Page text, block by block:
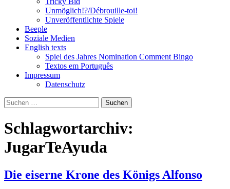
Unmöglich!?/Débrouille-toi!
Unveröffentlichte Spiele
Beeple
Soziale Medien
English texts
Spiel des Jahres Nomination Comment Bingo
Textos em Português
Impressum
Datenschutz
Suchen
nach:
Schlagwortarchiv:
JugarTeAyuda
Die eiserne Krone des Königs Alfonso